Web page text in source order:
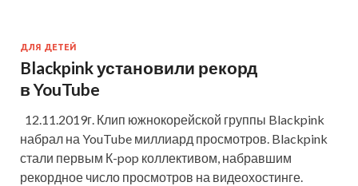
ДЛЯ ДЕТЕЙ
Blackpink установили рекорд
в YouTube
12.11.2019г. Клип южнокорейской группы Blackpink
набрал на YouTube миллиард просмотров. Blackpink
стали первым К-pop коллективом, набравшим
рекордное число просмотров на видеохостинге.